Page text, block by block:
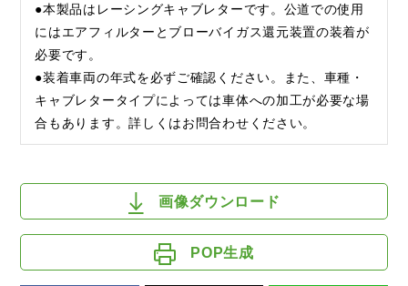
●本製品はレーシングキャブレターです。公道での使用
にはエアフィルターとブローバイガス還元装置の装着が
必要です。
●装着車両の年式を必ずご確認ください。また、車種・
キャブレタータイプによっては車体への加工が必要な場
合もあります。詳しくはお問合わせください。
画像ダウンロード
POP生成